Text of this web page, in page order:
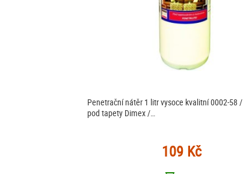
Penetrační nátěr 1 litr vysoce kvalitní 0002-58
pod tapety Dimex /…
109 Kč